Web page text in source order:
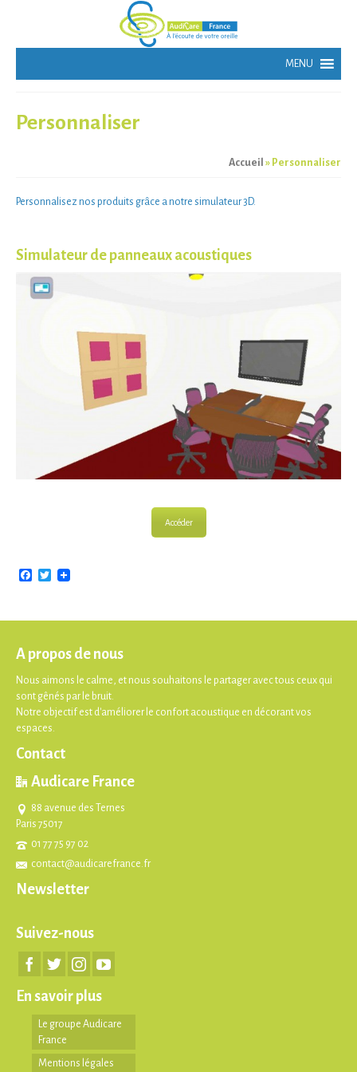
Personnaliser
Accueil » Personnaliser
Personnalisez nos produits grâce a notre simulateur 3D.
Simulateur de panneaux acoustiques
Accéder
Facebook
Twitter
A propos de nous
Nous aimons le calme, et nous souhaitons le partager avec tous ceux qui
sont gênés par le bruit.
Notre objectif est d'améliorer le confort acoustique en décorant vos
espaces.
Contact
Audicare France
88 avenue des Ternes
Paris 75017
01 77 75 97 02
contact@audicarefrance.fr
Newsletter
Suivez-nous
En savoir plus
Le groupe Audicare
France
Mentions légales